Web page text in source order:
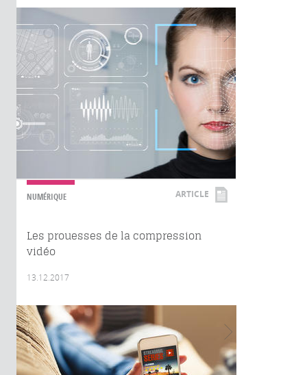
NUMÉRIQUE ARTICLE
Les prouesses de la compression
vidéo
13.12.2017